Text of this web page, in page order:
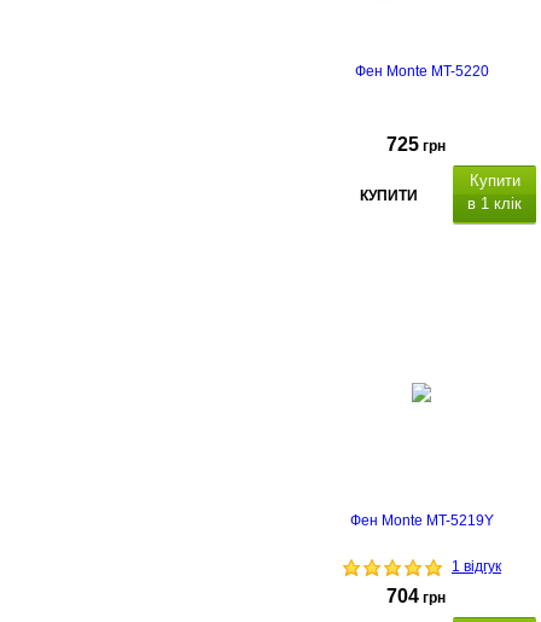
Фен Monte MT-5220
725 грн
КУПИТИ
Купити
в 1 клік
Фен Monte MT-5219Y
1 відгук
704 грн